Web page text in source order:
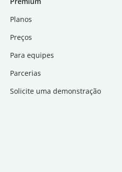
Planos
Preços
Para equipes
Parcerias
Solicite uma demonstração